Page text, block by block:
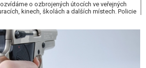
o ozbrojených útocích ve veřejných
kinech, školách a dalších místech. Policie
Přečíst celý článek >